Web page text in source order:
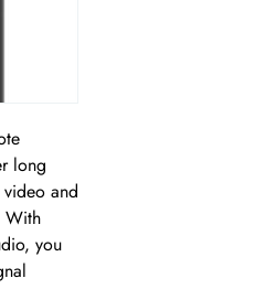
long
and
With
you